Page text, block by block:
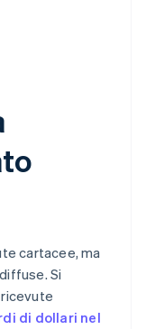
cartacee, ma
Si
di dollari nel